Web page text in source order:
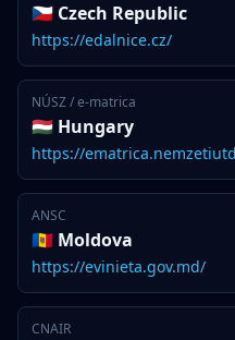
🇨🇿 Czech Republic
https://edalnice.cz/
NÚSZ / e-matrica
🇭🇺 Hungary
https://
ANSC
🇲🇩 Moldova
https://evinieta.gov.md/
CNAIR